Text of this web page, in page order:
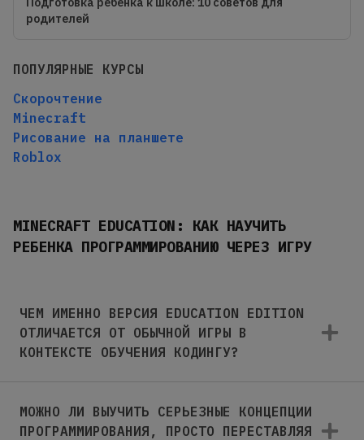
родителей
ПОПУЛЯРНЫЕ КУРСЫ
Скорочтение
Minecraft
Рисование на планшете
Roblox
MINECRAFT EDUCATION: КАК НАУЧИТЬ
РЕБЕНКА ПРОГРАММИРОВАНИЮ ЧЕРЕЗ ИГРУ
ЧЕМ ИМЕННО ВЕРСИЯ EDUCATION EDITION
ОТЛИЧАЕТСЯ ОТ ОБЫЧНОЙ ИГРЫ В
КОНТЕКСТЕ ОБУЧЕНИЯ КОДИНГУ?
МОЖНО ЛИ ВЫУЧИТЬ СЕРЬЕЗНЫЕ КОНЦЕПЦИИ
ПРОГРАММИРОВАНИЯ, ПРОСТО ПЕРЕСТАВЛЯЯ